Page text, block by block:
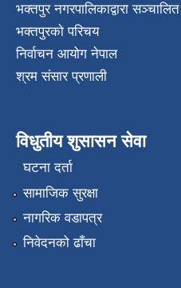
भक्तपुर नगरपालिकाद्वारा
भक्तपुरकाे परिचय
निर्वाचन आयोग नेपाल
श्रम संसार प्रणाली
विधुतीय शुसासन सेवा
घटना दर्ता
सामाजिक सुरक्षा
नागरिक वडापत्र
निवेदनको ढाँचा